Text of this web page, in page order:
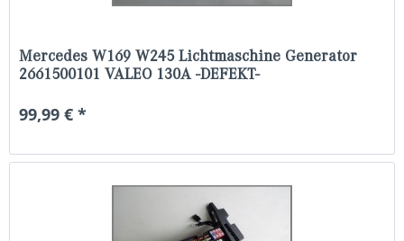
Mercedes W169 W245 Lichtmaschine Generator
2661500101 VALEO 130A -DEFEKT-
99,99 € *